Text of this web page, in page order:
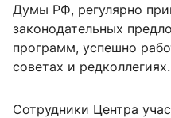
Думы РФ, регулярно
законодательных
программ, успешно
советах и редколлегиях.
Сотрудники Центра